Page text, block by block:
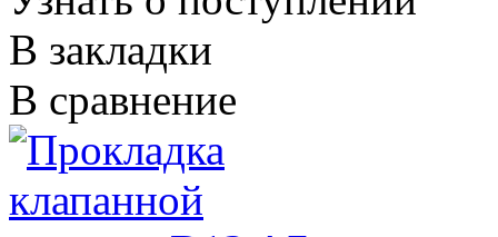
В закладки
В сравнение